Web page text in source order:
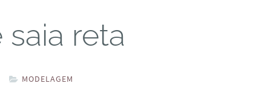
reta
MODELAGEM